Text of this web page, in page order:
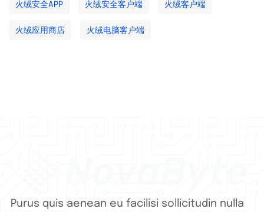
火绒安全APP 火绒安全客户端 火绒客户端
火绒应用商店 火绒电脑客户端
Purus quis aenean eu facilisi sollicitudin nulla